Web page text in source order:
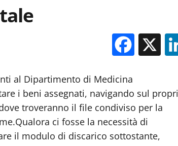
X
al Dipartimento di Medicina
i beni assegnati, navigando sul
troveranno il file condiviso per la
ci fosse la necessità di
il modulo di discarico sottostante,